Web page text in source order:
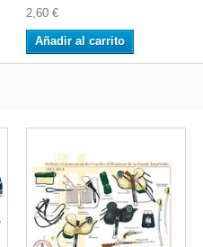
2,60 €
Añadir al carrito